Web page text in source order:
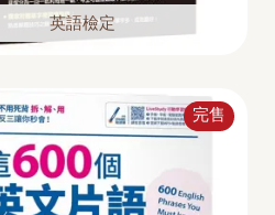
英語檢定
完售